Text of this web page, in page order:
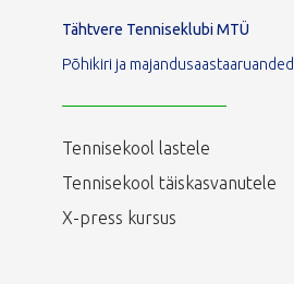
Tähtvere Tenniseklubi MTÜ
Põhikiri ja majandusaastaaruanded
Tennisekool lastele
Tennisekool täiskasvanutele
X-press kursus